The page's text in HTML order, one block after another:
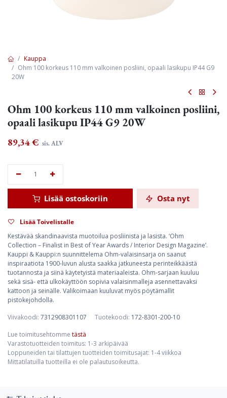
Kauppa
Ohm 100 korkeus 110 mm valkoinen posliini, opaali lasikupu IP44 G9
20W
Ohm 100 korkeus 110 mm valkoinen posliini,
opaali lasikupu IP44 G9 20W
89,34€ sis. ALV
Lisää ostoskoriin Osta nyt
Lisää Toivelistalle
Kestävää skandinaavista muotoilua posliinista ja lasista. ‘Ohm
Collection – Finalist in Best of Year Awards / Interior Design Magazine’.
Kauppi & Kauppi:n suunnittelema Ohm-valaisinsarja on saanut
inspiraatiota 1900-luvun alusta saakka jatkuneesta perinteikkäästä
tuotannosta ja siinä käytetyistä materiaaleista. Ohm-sarjaan kuuluu
sekä sisä- että ulkokäyttöön sopivia valaisinmalleja asennettavaksi
kattoon ja seinälle. Valikoimaan kuuluvat myös pöytämallit
pistokejohdolla.
Viivakoodi: 7312908301107 Tuotekoodi: 172-8301-200-10
Lue toimitusehtomme tästä
Varastotuotteiden toimitus: 1-3 arkipäivää
Loppuneiden tai tilattujen tuotteiden toimitusajat: 1-4 viikkoa
Mittatilatuilla tuotteilla ei ole palautusoikeutta.